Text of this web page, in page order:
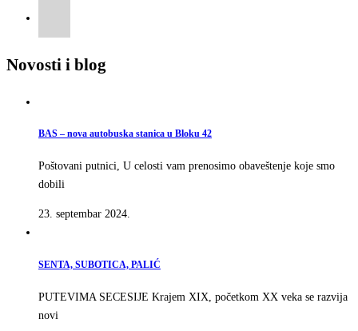
Novosti i blog
BAS – nova autobuska stanica u Bloku 42
Poštovani putnici, U celosti vam prenosimo obaveštenje koje smo
dobili
23. septembar 2024.
SENTA, SUBOTICA, PALIĆ
PUTEVIMA SECESIJE Krajem XIX, početkom XX veka se razvija
novi